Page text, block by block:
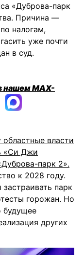
«Дуброва-парк
Причина —
налогам,
уже почти
в суд.
нашем MAX-
власти
«Си Джи
парк 2».
к 2028 году.
парк
горожан. Но
будущее
других